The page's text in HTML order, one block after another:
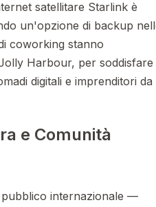
satellitare Starlink è
un'opzione di backup
coworking stanno
Harbour, per soddisfare
digitali e imprenditori da
e Comunità
internazionale —